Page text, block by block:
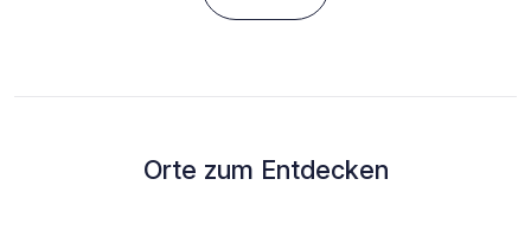
Orte zum Entdecken